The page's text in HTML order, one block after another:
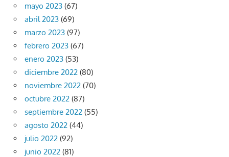
mayo 2023 (67)
abril 2023 (69)
marzo 2023 (97)
febrero 2023 (67)
enero 2023 (53)
diciembre 2022 (80)
noviembre 2022 (70)
octubre 2022 (87)
septiembre 2022 (55)
agosto 2022 (44)
julio 2022 (92)
junio 2022 (81)